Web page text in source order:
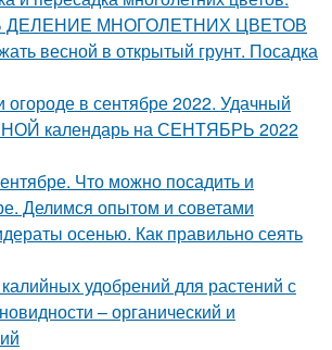
ДЕЛЕНИЕ МНОГОЛЕТНИХ ЦВЕТОВ
весной в открытый грунт. Посадка
огороде в сентябре 2022. Удачный
календарь на СЕНТЯБРЬ 2022
Что можно посадить и
Делимся опытом и советами
осенью. Как правильно сеять
удобрений для растений с
– органический и